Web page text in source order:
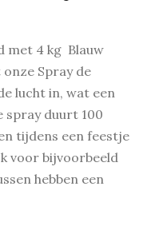
met 4 kg Blauw
Spray de
lucht in, wat een
spray duurt 100
tijdens een feestje
voor bijvoorbeeld
hebben een